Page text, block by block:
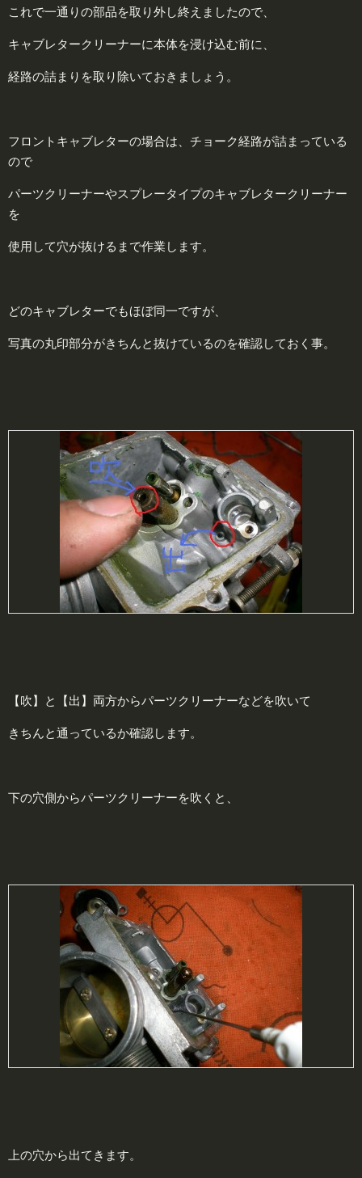
これで一通りの部品を取り外し終えましたので、
キャブレタークリーナーに本体を浸け込む前に、
経路の詰まりを取り除いておきましょう。
フロントキャブレターの場合は、チョーク経路が詰まっている
ので
パーツクリーナーやスプレータイプのキャブレタークリーナー
を
使用して穴が抜けるまで作業します。
どのキャブレターでもほぼ同一ですが、
写真の丸印部分がきちんと抜けているのを確認しておく事。
【吹】と【出】両方からパーツクリーナーなどを吹いて
きちんと通っているか確認します。
下の穴側からパーツクリーナーを吹くと、
上の穴から出てきます。